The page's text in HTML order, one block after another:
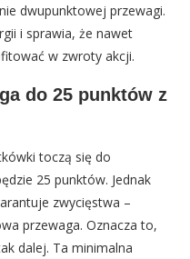
dwupunktowej przewagi.
i sprawia, że nawet
w zwroty akcji.
do 25 punktów z
toczą się do
25 punktów. Jednak
zwycięstwa –
przewaga. Oznacza to,
dalej. Ta minimalna